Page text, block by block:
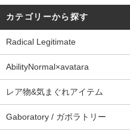
カテゴリーから探す
Radical Legitimate
AbilityNormal×avatara
レア物&気まぐれアイテム
Gaboratory / ガボラトリー